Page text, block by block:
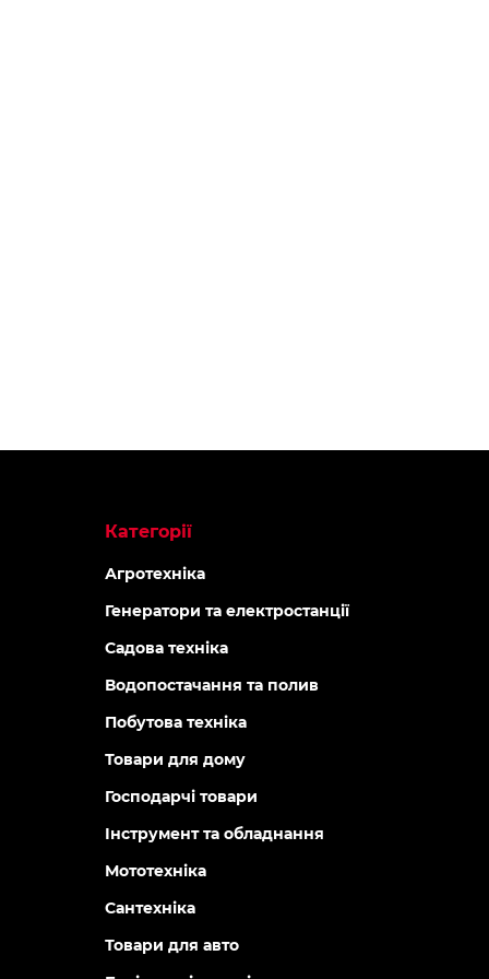
Категорії
Агротехніка
Генератори та електростанції
Садова техніка
Водопостачання та полив
Побутова техніка
Товари для дому
Господарчі товари
Інструмент та обладнання
Мототехніка
Сантехніка
Товари для авто